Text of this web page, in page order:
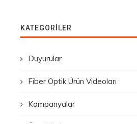
KATEGORILER
Duyurular
Fiber Optik Ürün Videoları
Kampanyalar